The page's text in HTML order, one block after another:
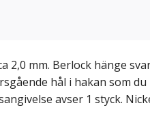
2,0 mm. Berlock hänge
hål i hakan som
avser 1 styck.